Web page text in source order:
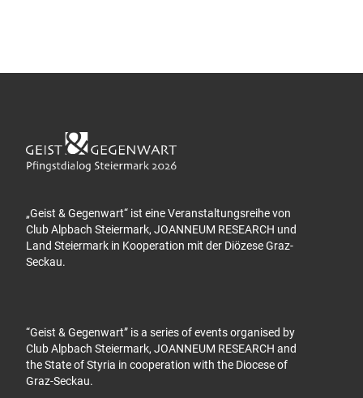
„Geist & Gegenwart“ ist eine Veranstaltungsreihe von
Club Alpbach Steiermark, JOANNEUM RESEARCH und
Land Steiermark in Kooperation mit der Diözese Graz-
Seckau.
“Geist & Gegenwart” is a series of events organised by
Club Alpbach Steiermark, JOANNEUM RESEARCH and
the State of Styria in cooperation with the Diocese of
Graz-Seckau.